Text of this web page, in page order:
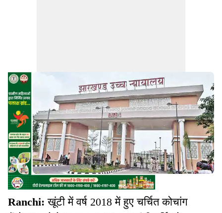
Ranchi:खूंटी में वर्ष 2018 में हुए चर्चित कोचांग